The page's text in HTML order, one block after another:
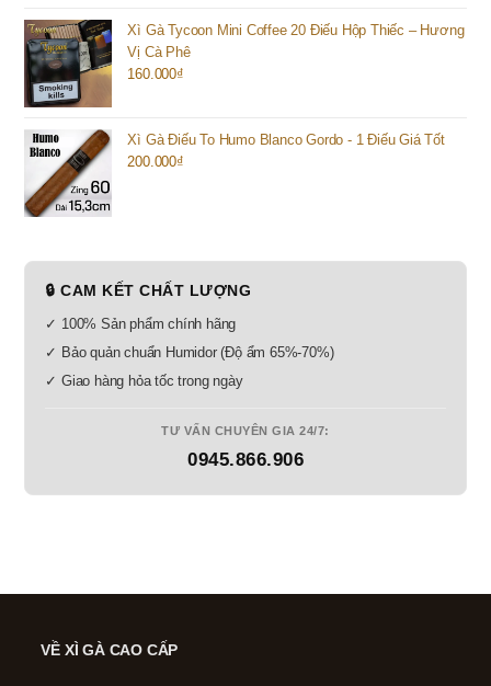
Xì Gà Tycoon Mini Coffee 20 Điếu Hộp Thiếc – Hương
Vị Cà Phê
160.000₫
Xì Gà Điếu To Humo Blanco Gordo - 1 Điếu Giá Tốt
200.000₫
🔒 CAM KẾT CHẤT LƯỢNG
✓ 100% Sản phẩm chính hãng
✓ Bảo quản chuẩn Humidor (Độ ẩm 65%-70%)
✓ Giao hàng hỏa tốc trong ngày
TƯ VẤN CHUYÊN GIA 24/7:
0945.866.906
VỀ XÌ GÀ CAO CẤP